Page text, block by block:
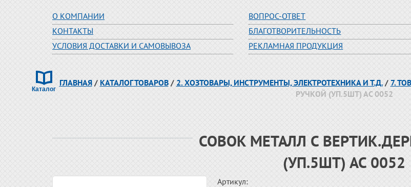
О КОМПАНИИ
КОНТАКТЫ
УСЛОВИЯ ДОСТАВКИ И САМОВЫВОЗА
ВОПРОС-ОТВЕТ
БЛАГОТВОРИТЕЛЬНОСТЬ
РЕКЛАМНАЯ ПРОДУКЦИЯ
ГЛАВНАЯ/ КАТАЛОГ ТОВАРОВ/ 2. ХОЗТОВАРЫ, ИНСТРУМЕНТЫ, ЭЛЕКТРОТЕХНИКА И Т.Д./ 7.
РУЧКОЙ (УП.5ШТ) АС 0052
СОВОК МЕТАЛЛ С
(УП.5ШТ) АС 0052
Артикул: